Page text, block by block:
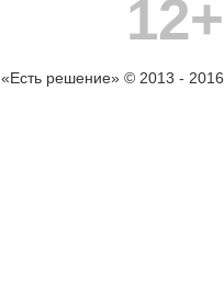
12+
«Есть решение» © 2013 - 2016